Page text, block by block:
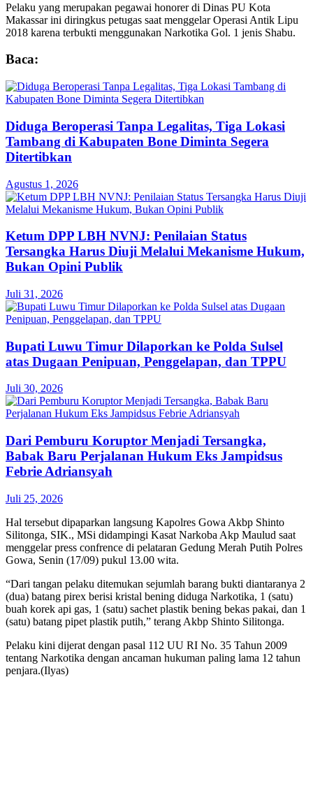
Pelaku yang merupakan pegawai honorer di Dinas PU Kota
Makassar ini diringkus petugas saat menggelar Operasi Antik Lipu
2018 karena terbukti menggunakan Narkotika Gol. 1 jenis Shabu.
Baca:
Diduga Beroperasi Tanpa Legalitas, Tiga Lokasi
Tambang di Kabupaten Bone Diminta Segera
Ditertibkan
Agustus 1, 2026
Ketum DPP LBH NVNJ: Penilaian Status
Tersangka Harus Diuji Melalui Mekanisme Hukum,
Bukan Opini Publik
Juli 31, 2026
Bupati Luwu Timur Dilaporkan ke Polda Sulsel
atas Dugaan Penipuan, Penggelapan, dan TPPU
Juli 30, 2026
Dari Pemburu Koruptor Menjadi Tersangka,
Babak Baru Perjalanan Hukum Eks Jampidsus
Febrie Adriansyah
Juli 25, 2026
Hal tersebut dipaparkan langsung Kapolres Gowa Akbp Shinto
Silitonga, SIK., MSi didampingi Kasat Narkoba Akp Maulud saat
menggelar press confrence di pelataran Gedung Merah Putih Polres
Gowa, Senin (17/09) pukul 13.00 wita.
“Dari tangan pelaku ditemukan sejumlah barang bukti diantaranya 2
(dua) batang pirex berisi kristal bening diduga Narkotika, 1 (satu)
buah korek api gas, 1 (satu) sachet plastik bening bekas pakai, dan 1
(satu) batang pipet plastik putih,” terang Akbp Shinto Silitonga.
Pelaku kini dijerat dengan pasal 112 UU RI No. 35 Tahun 2009
tentang Narkotika dengan ancaman hukuman paling lama 12 tahun
penjara.(Ilyas)